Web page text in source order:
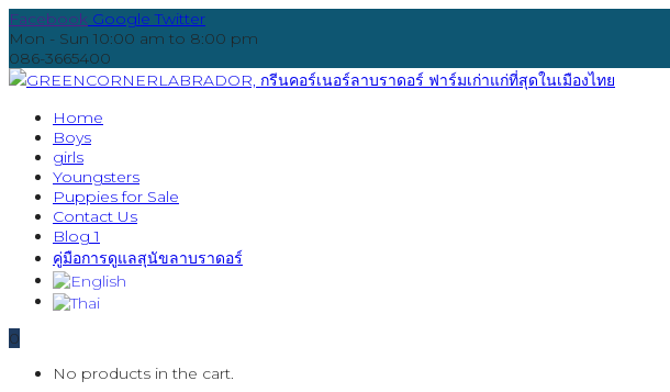
Facebook Google Twitter
Mon - Sun 10:00 am to 8:00 pm
086-3665400
Home
Boys
girls
Youngsters
Puppies for Sale
Contact Us
Blog 1
คู่มือการดูแลสุนัขลาบราดอร์
0
No products in the cart.